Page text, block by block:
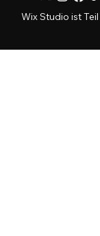
Wix Studio ist